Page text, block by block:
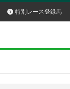
特別レース登録馬